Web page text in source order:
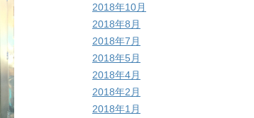
2018年10月
2018年8月
2018年7月
2018年5月
2018年4月
2018年2月
2018年1月